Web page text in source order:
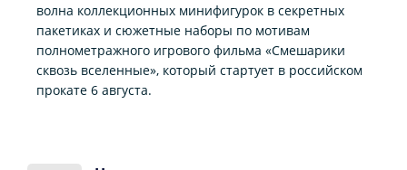
волна коллекционных минифигурок в секретных
пакетиках и сюжетные наборы по мотивам
полнометражного игрового фильма «Смешарики
сквозь вселенные», который стартует в российском
прокате 6 августа.